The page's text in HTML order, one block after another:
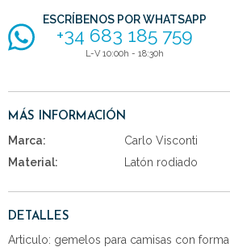
ESCRÍBENOS POR WHATSAPP
+34 683 185 759
L-V 10:00h - 18:30h
MÁS INFORMACIÓN
Marca:
Carlo Visconti
Material:
Latón rodiado
DETALLES
Articulo: gemelos para camisas con